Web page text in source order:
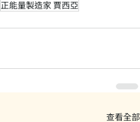
正能量製造家 賈西亞
查看全部